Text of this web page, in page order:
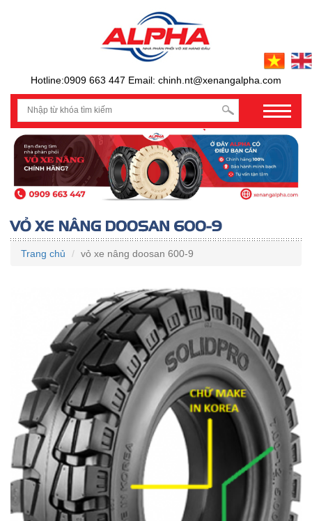
Hotline:0909 663 447 Email: chinh.nt@xenangalpha.com
prev
Trang chủ vỏ xe nâng doosan 600-9